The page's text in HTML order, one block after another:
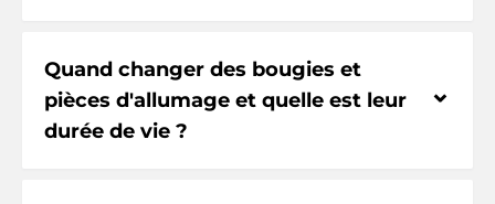
Quand changer des bougies et
pièces d'allumage et quelle est leur
durée de vie ?
⌃